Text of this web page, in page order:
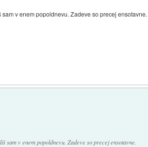
v enem popoldnevu. Zadeve so precej
sam v enem popoldnevu. Zadeve so precej ensotavne.